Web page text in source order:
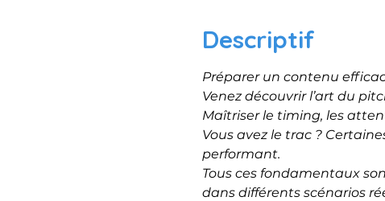
Descriptif
Préparer un contenu
Venez découvrir l’art du
Maîtriser le timing, les
Vous avez le trac ?
performant.
Tous ces fondamentaux
dans différents scénarios